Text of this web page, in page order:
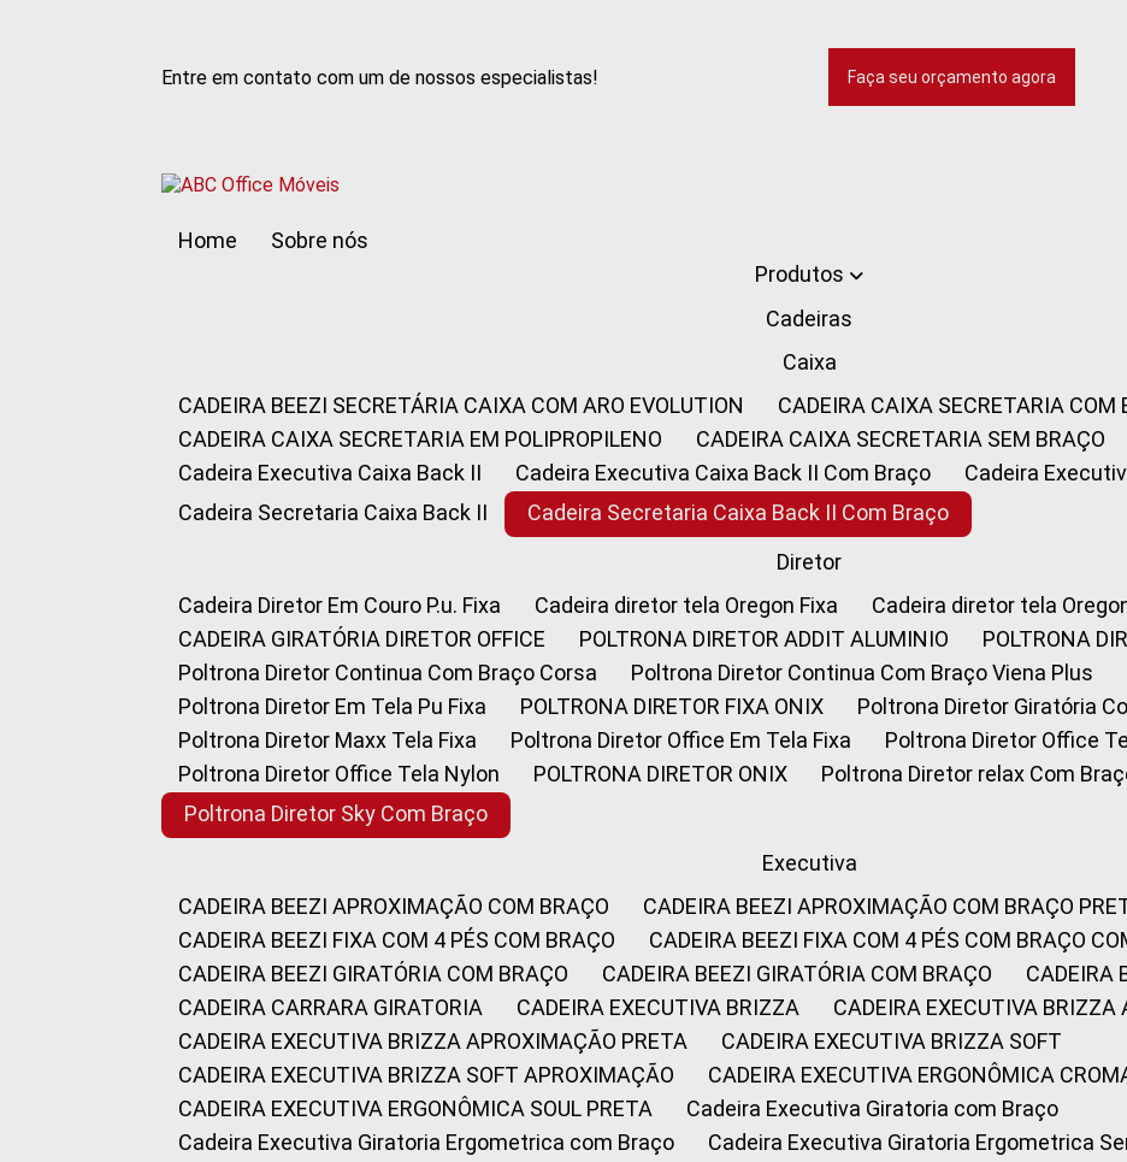
Entre em contato com um de nossos especialistas! Faça seu orçamento agora
Home
Sobre nós
Produtos
Cadeiras
Caixa
CADEIRA BEEZI SECRETÁRIA CAIXA COM ARO EVOLUTION
CADEIRA CAIXA SECRETARIA COM
CADEIRA CAIXA SECRETARIA EM POLIPROPILENO
CADEIRA CAIXA SECRETARIA SEM BRAÇO
Cadeira Executiva Caixa Back II
Cadeira Executiva Caixa Back II Com Braço
Cadeira
Cadeira Secretaria Caixa Back II
Cadeira Secretaria Caixa Back II Com Braço
Diretor
Cadeira Diretor Em Couro P.u. Fixa
Cadeira diretor tela Oregon Fixa
Cadeira diretor tela
CADEIRA GIRATÓRIA DIRETOR OFFICE
POLTRONA DIRETOR ADDIT ALUMINIO
POLTRONA
Poltrona Diretor Continua Com Braço Corsa
Poltrona Diretor Continua Com Braço Viena Plus
Poltrona Diretor Em Tela Pu Fixa
POLTRONA DIRETOR FIXA ONIX
Poltrona Diretor Giratória
Poltrona Diretor Maxx Tela Fixa
Poltrona Diretor Office Em Tela Fixa
Poltrona Diretor Office
Poltrona Diretor Office Tela Nylon
POLTRONA DIRETOR ONIX
Poltrona Diretor relax Com
Poltrona Diretor Sky Com Braço
Executiva
CADEIRA BEEZI APROXIMAÇÃO COM BRAÇO
CADEIRA BEEZI APROXIMAÇÃO COM BRAÇO
CADEIRA BEEZI FIXA COM 4 PÉS COM BRAÇO
CADEIRA BEEZI FIXA COM 4 PÉS COM BRAÇO
CADEIRA BEEZI GIRATÓRIA COM BRAÇO
CADEIRA BEEZI GIRATÓRIA COM BRAÇO
CADEIRA CARRARA GIRATORIA
CADEIRA EXECUTIVA BRIZZA
CADEIRA EXECUTIVA
CADEIRA EXECUTIVA BRIZZA APROXIMAÇÃO PRETA
CADEIRA EXECUTIVA BRIZZA SOFT
CADEIRA EXECUTIVA BRIZZA SOFT APROXIMAÇÃO
CADEIRA EXECUTIVA ERGONÔMICA
CADEIRA EXECUTIVA ERGONÔMICA SOUL PRETA
Cadeira Executiva Giratoria com Braço
Cadeira Executiva Giratoria Ergometrica com Braço
Cadeira Executiva Giratoria Ergometrica